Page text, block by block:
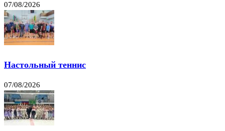
07/08/2026
Настольный теннис
07/08/2026